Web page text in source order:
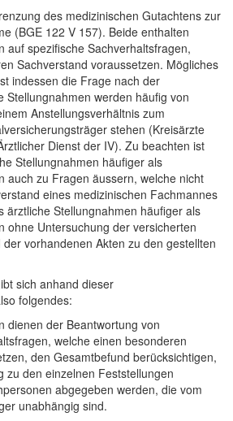
des medizinischen Gutachtens zur
(BGE 122 V 157). Beide enthalten
auf spezifische Sachverhaltsfragen,
Sachverstand voraussetzen. Mögliches
indessen die Frage nach der
Stellungnahmen werden häufig von
Anstellungsverhältnis zum
stehen (Kreisärzte
Dienst der IV). Zu beachten ist
Stellungnahmen häufiger als
auch zu Fragen äussern, welche nicht
eines medizinischen Fachmannes
ärztliche Stellungnahmen häufiger als
ohne Untersuchung der versicherten
vorhandenen Akten zu den gestellten
sich anhand dieser
folgendes:
dienen der Beantwortung von
welche einen besonderen
den Gesamtbefund berücksichtigen,
zu den einzelnen Feststellungen
abgegeben werden, die vom
unabhängig sind.